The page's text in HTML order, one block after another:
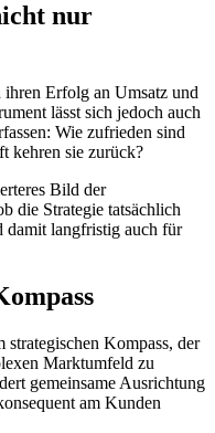
nur
Erfolg an Umsatz und
lässt sich jedoch auch
Wie zufrieden sind
kehren sie zurück?
Bild der
die Strategie tatsächlich
langfristig auch für
Kompass, der
Marktumfeld zu
gemeinsame Ausrichtung
am Kunden